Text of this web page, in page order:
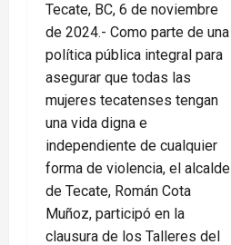
Tecate, BC, 6 de noviembre
de 2024.- Como parte de una
política pública integral para
asegurar que todas las
mujeres tecatenses tengan
una vida digna e
independiente de cualquier
forma de violencia, el alcalde
de Tecate, Román Cota
Muñoz, participó en la
clausura de los Talleres del